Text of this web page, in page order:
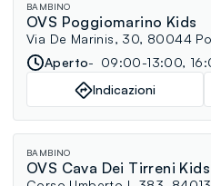
BAMBINO
OVS Poggiomarino Kids
Via De Marinis, 30, 80044
Aperto
09:00-13:00,
Indicazioni
BAMBINO
OVS Cava Dei Tirreni Kids